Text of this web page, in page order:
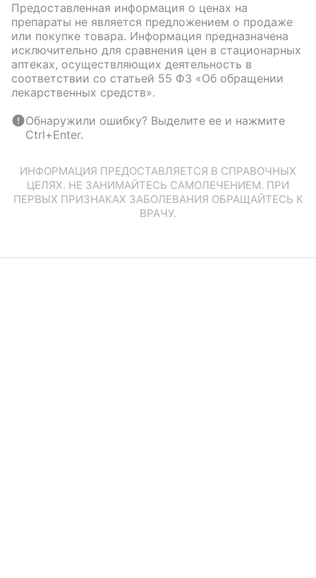
Предоставленная информация о ценах на
препараты не является предложением о продаже
или покупке товара. Информация предназначена
исключительно для сравнения цен в стационарных
аптеках, осуществляющих деятельность в
соответствии со статьей 55 ФЗ «Об обращении
лекарственных средств».
Обнаружили ошибку? Выделите ее и нажмите
Ctrl+Enter.
ИНФОРМАЦИЯ ПРЕДОСТАВЛЯЕТСЯ В СПРАВОЧНЫХ
ЦЕЛЯХ. НЕ ЗАНИМАЙТЕСЬ САМОЛЕЧЕНИЕМ. ПРИ
ПЕРВЫХ ПРИЗНАКАХ ЗАБОЛЕВАНИЯ ОБРАЩАЙТЕСЬ К
ВРАЧУ.